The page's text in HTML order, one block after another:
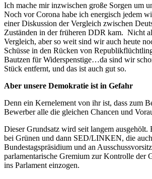
Ich mache mir inzwischen große Sorgen um
Noch vor Corona habe ich energisch jedem
einer Diskussion der Vergleich zwischen
Zuständen in der früheren DDR kam. Nicht
Vergleich, aber so weit sind wir auch heute
Schüsse in den Rücken von
Bautzen für Widerspenstige…da sind wir
Stück entfernt, und das ist auch gut so.
Aber unsere Demokratie ist in Gefahr
Denn ein Kernelement von ihr ist, dass zum
Bewerber alle die gleichen Chancen und
Dieser Grundsatz wird seit langem ausgehölt.
bei Grünen und dann SED/LINKEN, die
Bundestagspräsidium und an
parlamentarische Gremium zur Kontrolle der
ins Parlament einzogen.